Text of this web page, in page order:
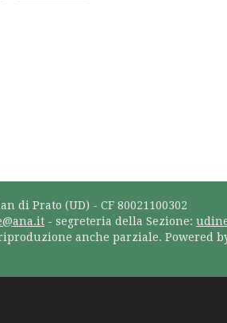
di Prato (UD) - CF 80021100302
- segreteria della Sezione:
anche parziale. Powered